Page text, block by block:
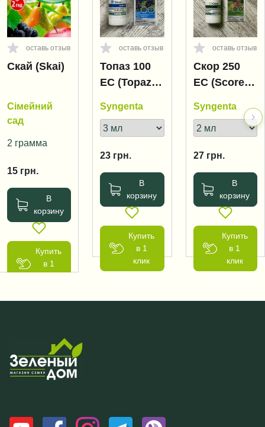
оставь отзыв
Скай (Skai)
Сімейний
сад
2 грамма
15 грн.
В
корзину
Купить
в 1
оставь отзыв
Топаз 100
EC (Topaz
Syngenta
23 грн.
В
корзину
Купить
в 1
клик
оставь отзыв
Скор 250
EC (Score
Syngenta
27грн.
В
корзину
Купить
в 1
клик